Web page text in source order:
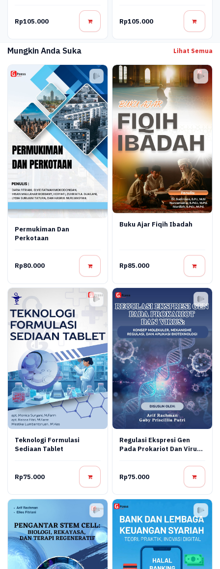
Rp105.000 Rp105.000
Mungkin Anda Suka Lihat Semua
Permukiman Dan
Perkotaan
Rp80.000
Buku Ajar Fiqih Ibadah
Rp85.000
Teknologi Formulasi
Sediaan Tablet
Rp75.000
Regulasi Ekspresi Gen
Pada Prokariot Dan Virus:
Mekanisme Regulasi, Dan
Aplikasi Bioteknologi
Rp75.000